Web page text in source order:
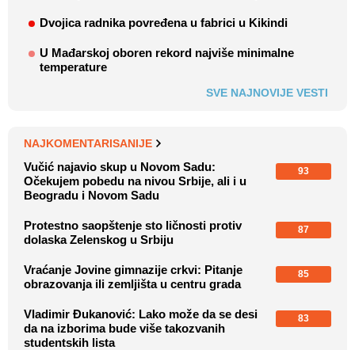
Dvojica radnika povređena u fabrici u Kikindi
U Mađarskoj oboren rekord najviše minimalne
temperature
SVE NAJNOVIJE VESTI
NAJKOMENTARISANIJE
Vučić najavio skup u Novom Sadu:
Očekujem pobedu na nivou Srbije, ali i u
Beogradu i Novom Sadu
93
Protestno saopštenje sto ličnosti protiv
dolaska Zelenskog u Srbiju
87
Vraćanje Jovine gimnazije crkvi: Pitanje
obrazovanja ili zemljišta u centru grada
85
Vladimir Đukanović: Lako može da se desi
da na izborima bude više takozvanih
studentskih lista
83